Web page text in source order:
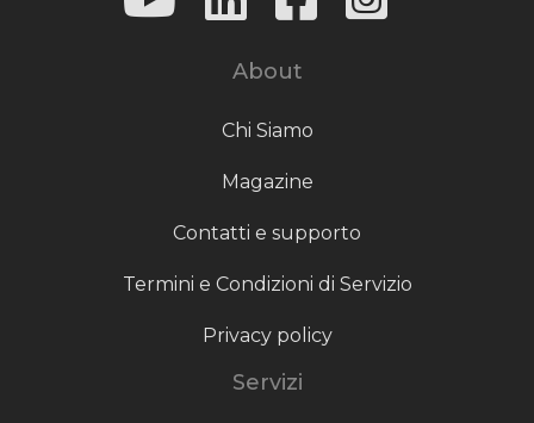
About
Chi Siamo
Magazine
Contatti e supporto
Termini e Condizioni di Servizio
Privacy policy
Servizi